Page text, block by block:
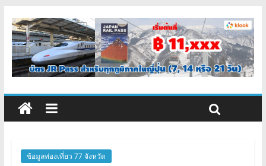
ข้อมูลท่องเที่ยว 77 จังหวัด